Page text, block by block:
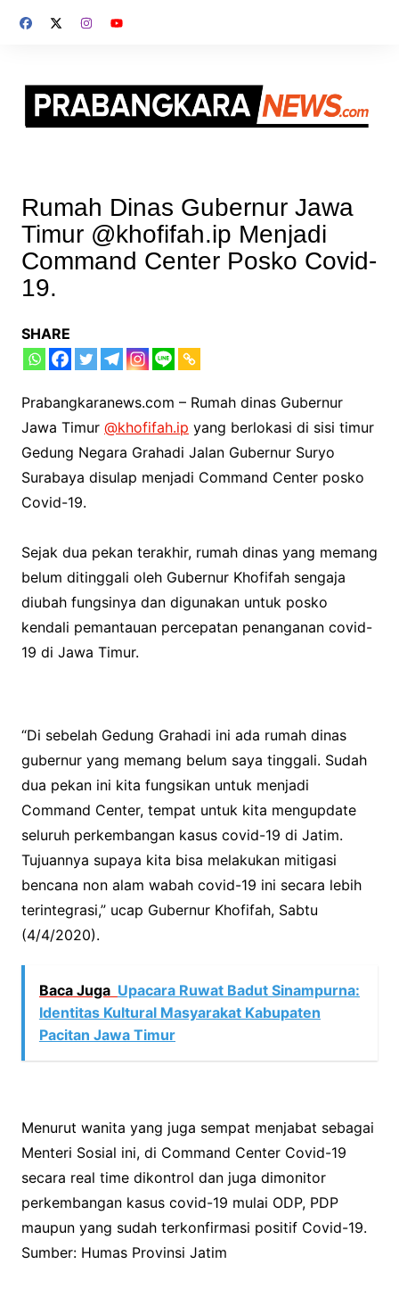
Rumah Dinas Gubernur Jawa
Timur @khofifah.ip Menjadi
Command Center Posko Covid-
19.
SHARE
Prabangkaranews.com – Rumah dinas Gubernur
Jawa Timur @khofifah.ip yang berlokasi di sisi timur
Gedung Negara Grahadi Jalan Gubernur Suryo
Surabaya disulap menjadi Command Center posko
Covid-19.
Sejak dua pekan terakhir, rumah dinas yang memang
belum ditinggali oleh Gubernur Khofifah sengaja
diubah fungsinya dan digunakan untuk posko
kendali pemantauan percepatan penanganan covid-
19 di Jawa Timur.
“Di sebelah Gedung Grahadi ini ada rumah dinas
gubernur yang memang belum saya tinggali. Sudah
dua pekan ini kita fungsikan untuk menjadi
Command Center, tempat untuk kita mengupdate
seluruh perkembangan kasus covid-19 di Jatim.
Tujuannya supaya kita bisa melakukan mitigasi
bencana non alam wabah covid-19 ini secara lebih
terintegrasi,” ucap Gubernur Khofifah, Sabtu
(4/4/2020).
Baca Juga Upacara Ruwat Badut Sinampurna:
Identitas Kultural Masyarakat Kabupaten
Pacitan Jawa Timur
Menurut wanita yang juga sempat menjabat sebagai
Menteri Sosial ini, di Command Center Covid-19
secara real time dikontrol dan juga dimonitor
perkembangan kasus covid-19 mulai ODP, PDP
maupun yang sudah terkonfirmasi positif Covid-19.
Sumber: Humas Provinsi Jatim